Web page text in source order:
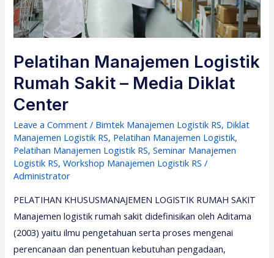
Pelatihan Manajemen Logistik
Rumah Sakit – Media Diklat
Center
Leave a Comment / Bimtek Manajemen Logistik RS, Diklat
Manajemen Logistik RS, Pelatihan Manajemen Logistik,
Pelatihan Manajemen Logistik RS,Seminar Manajemen
Logistik RS,Workshop Manajemen Logistik RS /
Administrator
PELATIHAN KHUSUSMANAJEMEN LOGISTIK RUMAH SAKIT
Manajemen logistik rumah sakit didefinisikan oleh Aditama
(2003) yaitu ilmu pengetahuan serta proses mengenai
perencanaan dan penentuan kebutuhan pengadaan,